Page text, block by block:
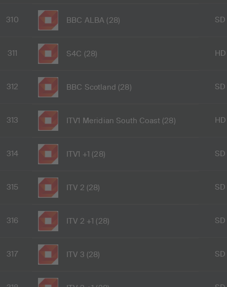
310 BBC ALBA (28) SD
311 S4C (28) HD
312 BBC Scotland (28) SD
313 ITV1 Meridian South Coast (28) HD
314 ITV1 +1 (28) SD
315 ITV 2 (28) SD
316 ITV 2 +1 (28) SD
317 ITV 3 (28) SD